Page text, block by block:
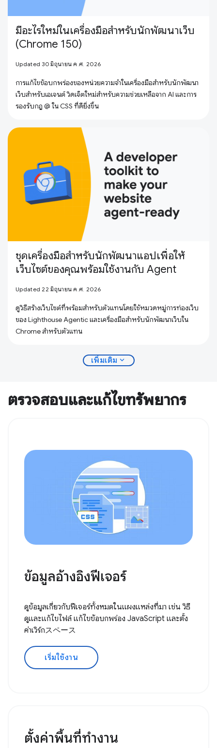
มีอะไรใหม่ในเครื่องมือสำหรับนักพัฒนาเว็บ
(Chrome 150)
Updated 30 มิถุนายน ค.ศ. 2026
การแก้ไขข้อบกพร่องของหน่วยความจำในเครื่องมือสำหรับนักพัฒนา
เว็บสำหรับเอเจนต์ วิดเจ็ตใหม่สำหรับความช่วยเหลือจาก AI และการ
รองรับกฎ @ ใน CSS ที่ดียิ่งขึ้น
ชุดเครื่องมือสำหรับนักพัฒนาแอปเพื่อให้
เว็บไซต์ของคุณพร้อมใช้งานกับ Agent
Updated 22 มิถุนายน ค.ศ. 2026
ดูวิธีสร้างเว็บไซต์ที่พร้อมสำหรับตัวแทนโดยใช้หมวดหมู่การท่องเว็บ
ของ Lighthouse Agentic และเครื่องมือสำหรับนักพัฒนาเว็บใน
Chrome สำหรับตัวแทน
เพิ่มเติม expand_more
ตรวจสอบและแก้ไขทรัพยากร
ข้อมูลอ้างอิงฟีเจอร์
ดูข้อมูลเกี่ยวกับฟีเจอร์ทั้งหมดในแผงแหล่งที่มา เช่น วิธี
ดูและแก้ไขไฟล์ แก้ไขข้อบกพร่อง JavaScript และตั้ง
ค่าเวิร์กスペース
เริ่มใช้งาน
ตั้งค่าพื้นที่ทํางาน